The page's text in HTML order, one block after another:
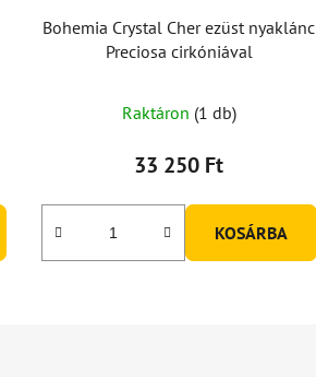
Bohemia Crystal Cher ezüst nyaklánc
Preciosa cirkóniával
Raktáron (1 db)
33 250 Ft
KOSÁRBA